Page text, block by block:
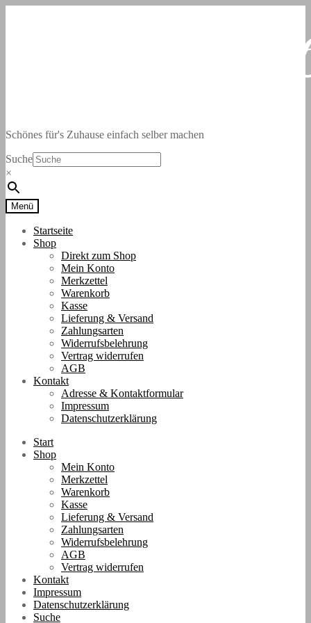
Schönes für's Zuhause einfach selber machen
Suche
×
Menü
Startseite
Shop
Direkt zum Shop
Mein Konto
Merkzettel
Warenkorb
Kasse
Lieferung & Versand
Zahlungsarten
Widerrufsbelehrung
Vertrag widerrufen
AGB
Kontakt
Adresse & Kontaktformular
Impressum
Datenschutzerklärung
Start
Shop
Mein Konto
Merkzettel
Warenkorb
Kasse
Lieferung & Versand
Zahlungsarten
Widerrufsbelehrung
AGB
Vertrag widerrufen
Kontakt
Impressum
Datenschutzerklärung
Suche